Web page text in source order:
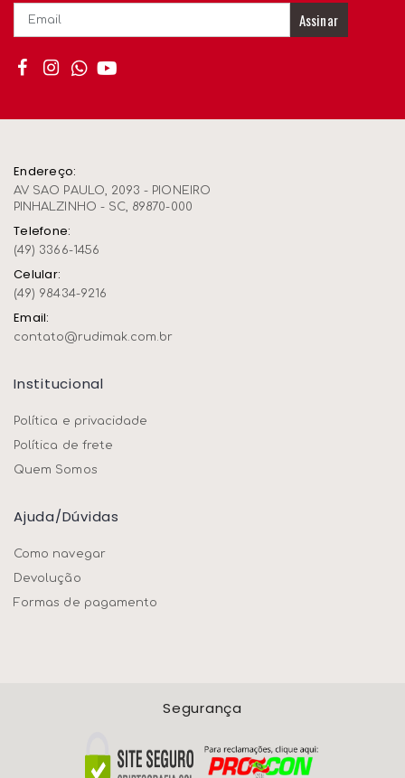
Assinar
Endereço:
AV SAO PAULO, 2093 - PIONEIRO
PINHALZINHO - SC, 89870-000
Telefone:
(49) 3366-1456
Celular:
(49) 98434-9216
Email:
contato@rudimak.com.br
Institucional
Política e privacidade
Política de frete
Quem Somos
Ajuda/dúvidas
Como navegar
Devolução
Formas de pagamento
Segurança